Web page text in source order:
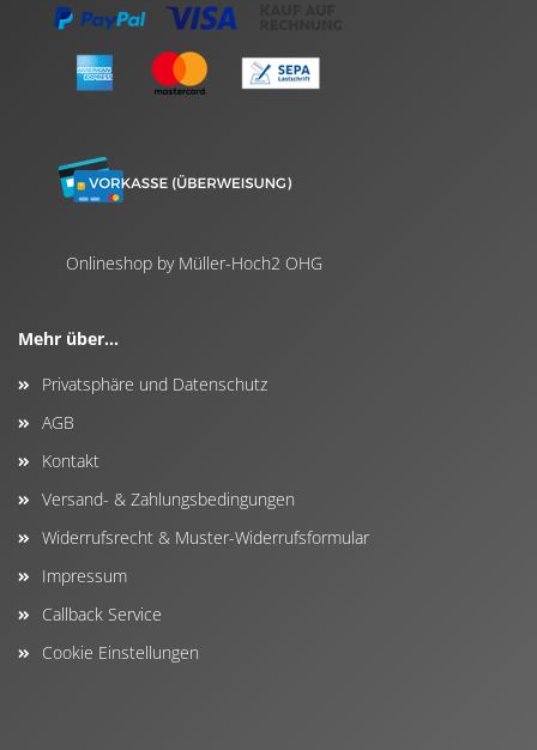
Onlineshop by Müller-Hoch2 OHG
Mehr über...
Privatsphäre und Datenschutz
AGB
Kontakt
Versand- & Zahlungsbedingungen
Widerrufsrecht & Muster-Widerrufsformular
Impressum
Callback Service
Cookie Einstellungen